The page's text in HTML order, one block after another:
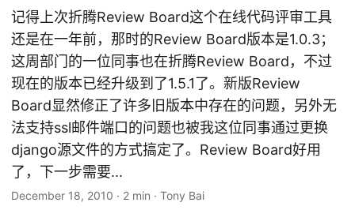
记得上次折腾Review Board这个在线代码评审工具
还是在一年前，那时的Review Board版本是1.0.3；
这周部门的一位同事也在折腾Review Board，不过
现在的版本已经升级到了1.5.1了。新版Review
Board显然修正了许多旧版本中存在的问题，另外无
法支持ssl邮件端口的问题也被我这位同事通过更换
django源文件的方式搞定了。Review Board好用
了，下一步需要...
December 18, 2010 · 2 min · Tony Bai